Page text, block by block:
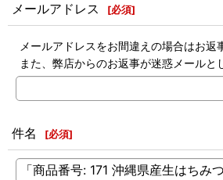
メールアドレス [必須]
メールアドレスをお間違えの場合はお返
また、弊店からのお返事が迷惑メールと
件名 [必須]